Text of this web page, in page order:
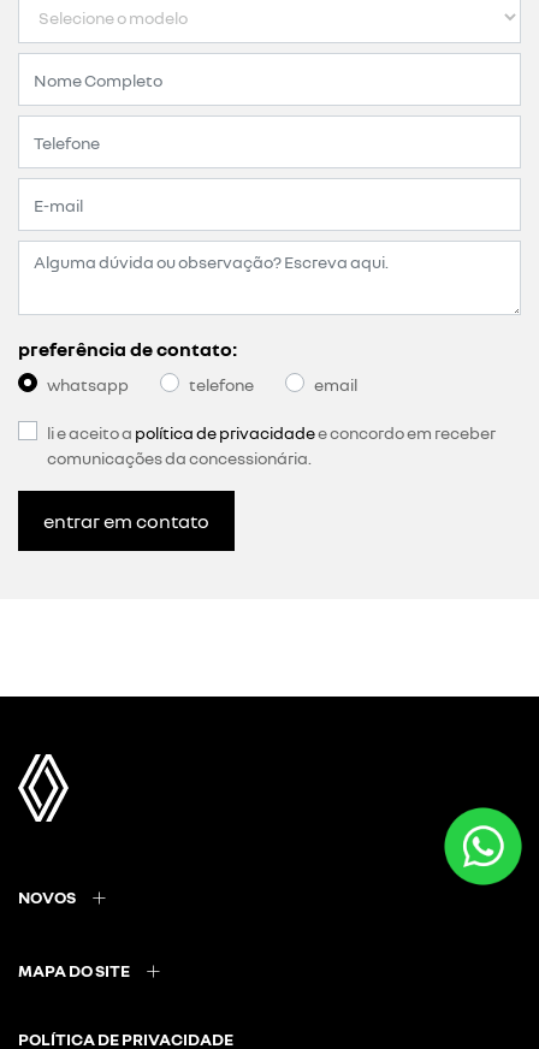
preferência de contato:
whatsapp telefone email
li e aceito a política de privacidadee concordo em receber
comunicações da concessionária.
entrar em contato
NOVOS
MAPA DO SITE
POLÍTICA DE PRIVACIDADE